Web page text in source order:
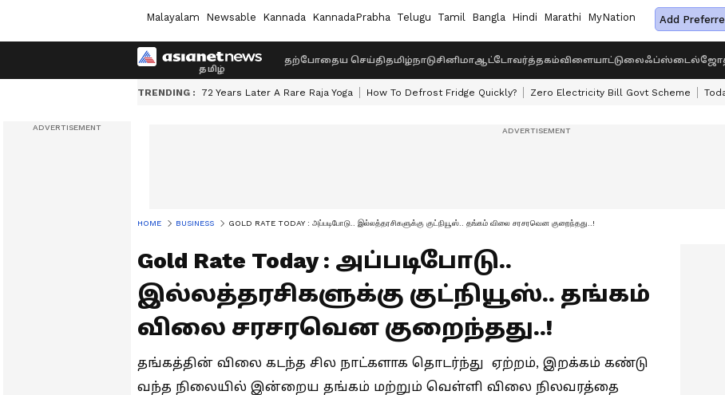
Malayalam Newsable Kannada KannadaPrabha Telugu Tamil Bangla Hindi Marathi MyNation Add
தற்போதைய செய்திதமிழ்நாடுசினிமாஆட்டோவர்த்தகம்விளையாட்டுலைஃப்ஸ்டைல்
TRENDING : 72 Years Later A Rare Raja Yoga How To Defrost Fridge Quickly? Zero Electricity Bill Govt Scheme
HOME BUSINESS GOLD RATE TODAY : அப்படிபோடு.. இல்லத்தரசிகளுக்கு குட்நியூஸ்.. தங்கம் விலை சரசரவென குறைந்தது..!
Gold Rate Today : அப்படிபோடு..
இல்லத்தரசிகளுக்கு குட்நியூஸ்.. தங்கம்
விலை சரசரவென குறைந்தது..!
தங்கத்தின் விலை கடந்த சில நாட்களாக தொடர்ந்து ஏற்றம், இறக்கம் கண்டு
வந்த நிலையில் இன்றைய தங்கம் மற்றும் வெள்ளி விலை நிலவரத்தை